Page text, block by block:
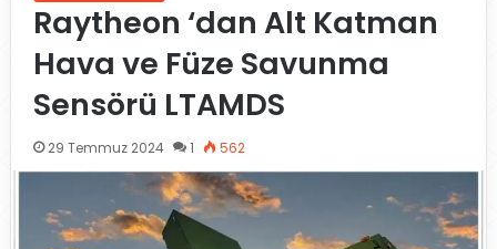
Raytheon ‘dan Alt Katman
Hava ve Füze Savunma
Sensörü LTAMDS
29 Temmuz 2024 1 562